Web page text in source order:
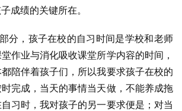
成绩的关键所在。
分，孩子在校的自习时间是学校和老师
作业与消化吸收课堂所学内容的时间，
陪伴着孩子们，所以我要求孩子在校的
完成，当天的事情当天做，不能养成拖
习时，我对孩子的另一要求便是；对当